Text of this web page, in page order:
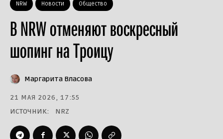
NRW Новости Общество
В NRW отменяют воскресный
шопинг на Троицу
Маргарита Власова
21 МАЯ 2026, 17:55
ИСТОЧНИК:
NRZ